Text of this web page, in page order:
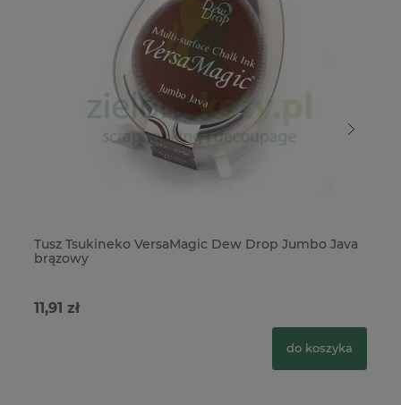
Tusz Tsukineko VersaMagic Dew Drop Jumbo Java
brązowy
11,91 zł
do koszyka